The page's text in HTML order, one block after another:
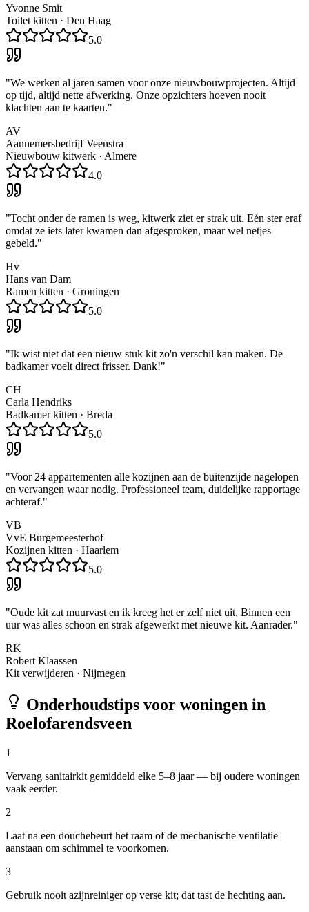
Yvonne Smit
Toilet kitten · Den Haag
5.0
"We werken al jaren samen voor onze nieuwbouwprojecten. Altijd
op tijd, altijd nette afwerking. Onze opzichters hoeven nooit
klachten aan te kaarten."
AV
Aannemersbedrijf Veenstra
Nieuwbouw kitwerk · Almere
4.0
"Tocht onder de ramen is weg, kitwerk ziet er strak uit. Eén ster eraf
omdat ze iets later kwamen dan afgesproken, maar wel netjes
gebeld."
Hv
Hans van Dam
Ramen kitten · Groningen
5.0
"Ik wist niet dat een nieuw stuk kit zo'n verschil kan maken. De
badkamer voelt direct frisser. Dank!"
CH
Carla Hendriks
Badkamer kitten · Breda
5.0
"Voor 24 appartementen alle kozijnen aan de buitenzijde nagelopen
en vervangen waar nodig. Professioneel team, duidelijke rapportage
achteraf."
VB
VvE Burgemeesterhof
Kozijnen kitten · Haarlem
5.0
"Oude kit zat muurvast en ik kreeg het er zelf niet uit. Binnen een
uur was alles schoon en strak afgewerkt met nieuwe kit. Aanrader."
RK
Robert Klaassen
Kit verwijderen · Nijmegen
Onderhoudstips voor woningen in
Roelofarendsveen
1
Vervang sanitairkit gemiddeld elke 5–8 jaar — bij oudere woningen
vaak eerder.
2
Laat na een douchebeurt het raam of de mechanische ventilatie
aanstaan om schimmel te voorkomen.
3
Gebruik nooit azijnreiniger op verse kit; dat tast de hechting aan.